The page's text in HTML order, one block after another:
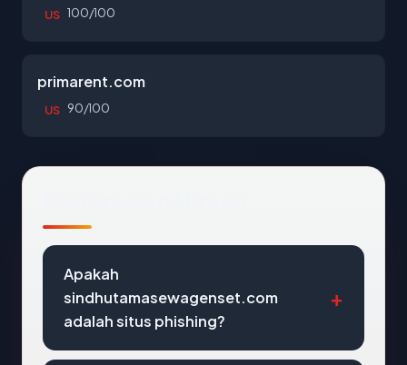
US 100/100
primarent.com
US 90/100
Apakah
sindhutamasewagenset.com
adalah situs phishing?